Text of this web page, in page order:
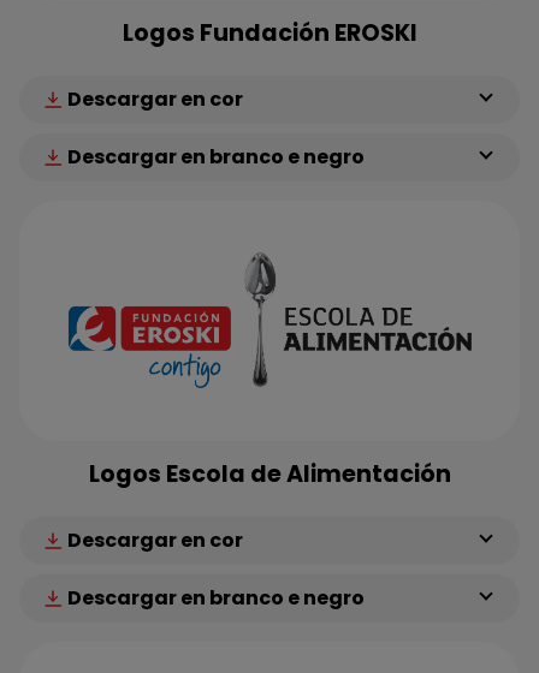
Logos Fundación EROSKI
Descargar en cor
Descargar en branco e negro
Logos Escola de Alimentación
Descargar en cor
Descargar en branco e negro